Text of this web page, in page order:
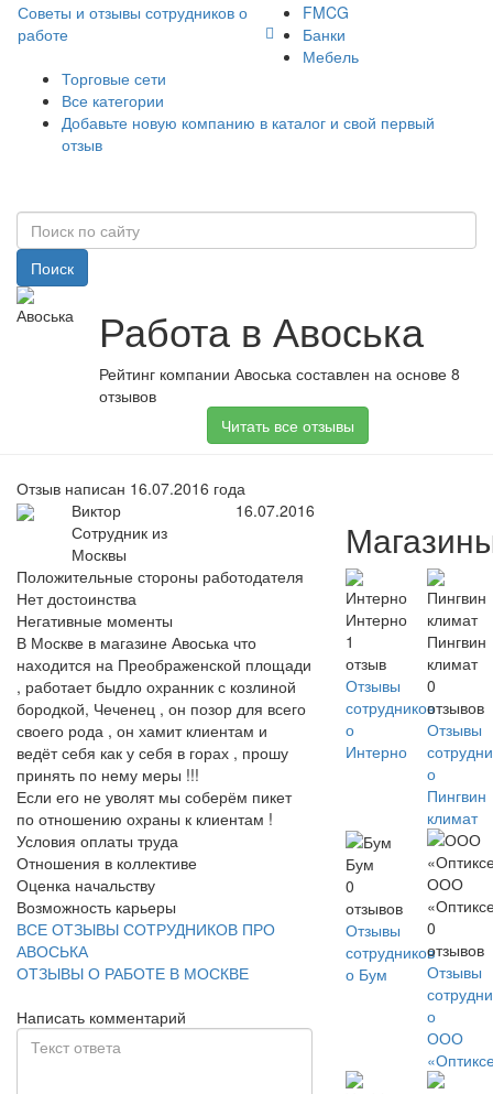
Советы и отзывы сотрудников о
работе
FMCG
Банки
Мебель
Торговые сети
Все категории
Добавьте новую компанию в каталог и свой первый
отзыв
Поиск
Работа в Авоська
Рейтинг компании Авоська составлен на основе 8
отзывов
Читать все отзывы
Отзыв написан 16.07.2016 года
Виктор
Сотрудник из
Москвы
16.07.2016
Положительные стороны работодателя
Нет достоинства
Негативные моменты
В Москве в магазине Авоська что
находится на Преображенской площади
, работает быдло охранник с козлиной
бородкой, Чеченец , он позор для всего
своего рода , он хамит клиентам и
ведёт себя как у себя в горах , прошу
принять по нему меры !!!
Если его не уволят мы соберём пикет
по отношению охраны к клиентам !
Условия оплаты труда
Отношения в коллективе
Оценка начальству
Возможность карьеры
ВСЕ ОТЗЫВЫ СОТРУДНИКОВ ПРО
АВОСЬКА
ОТЗЫВЫ О РАБОТЕ В МОСКВЕ
Написать комментарий
Интерно
1
отзыв
Отзывы
сотрудников
о
Интерно
Пингвин
климат
0
отзывов
Отзывы
о
Пингвин
климат
Бум
0
отзывов
Отзывы
сотрудников
о Бум
ООО
0
отзывов
Отзывы
о
ООО